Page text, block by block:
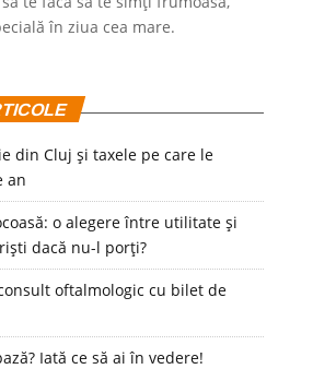
în ziua cea mare.
din Cluj și taxele pe care le
an
o alegere între utilitate și
dacă nu-l porți?
oftalmologic cu bilet de
Iată ce să ai în vedere!